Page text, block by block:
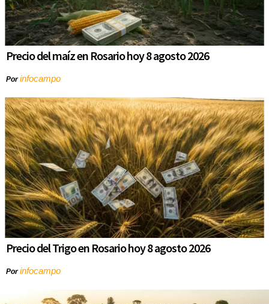
Precio del maíz en Rosario hoy 8 agosto 2026
Porinfocampo
Precio del Trigo en Rosario hoy 8 agosto 2026
Porinfocampo